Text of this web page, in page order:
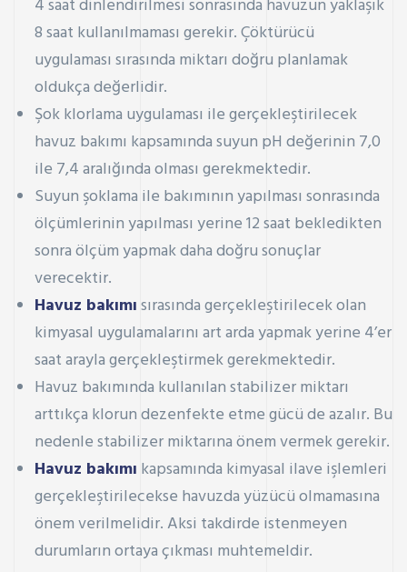
4 saat dinlendirilmesi sonrasında havuzun yaklaşık
8 saat kullanılmaması gerekir. Çöktürücü
uygulaması sırasında miktarı doğru planlamak
oldukça değerlidir.
Şok klorlama uygulaması ile gerçekleştirilecek
havuz bakımı kapsamında suyun pH değerinin 7,0
ile 7,4 aralığında olması gerekmektedir.
Suyun şoklama ile bakımının yapılması sonrasında
ölçümlerinin yapılması yerine 12 saat bekledikten
sonra ölçüm yapmak daha doğru sonuçlar
verecektir.
Havuz bakımısırasında gerçekleştirilecek olan
kimyasal uygulamalarını art arda yapmak yerine 4’er
saat arayla gerçekleştirmek gerekmektedir.
Havuz bakımında kullanılan stabilizer miktarı
arttıkça klorun dezenfekte etme gücü de azalır. Bu
nedenle stabilizer miktarına önem vermek gerekir.
Havuz bakımı kapsamında kimyasal ilave işlemleri
gerçekleştirilecekse havuzda yüzücü olmamasına
önem verilmelidir. Aksi takdirde istenmeyen
durumların ortaya çıkması muhtemeldir.